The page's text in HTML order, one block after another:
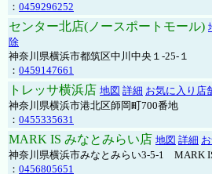
： 0459296252
センター北店(ノースポートモール)
除
神奈川県横浜市都筑区中川中央１-25-１
： 0459147661
トレッサ横浜店 地図 詳細 お気に入り店
神奈川県横浜市港北区師岡町700番地
： 0455335631
MARK IS みなとみらい店 地図 詳細
神奈川県横浜市みなとみらい3-5-1 MARK
： 0456805651